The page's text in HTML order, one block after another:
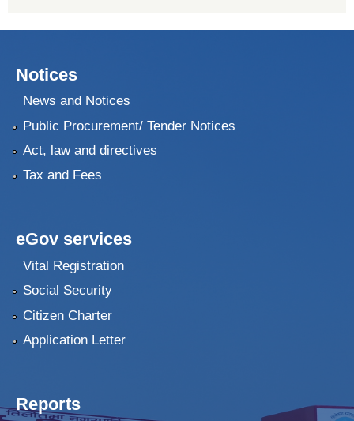
Notices
News and Notices
Public Procurement/ Tender Notices
Act, law and directives
Tax and Fees
eGov services
Vital Registration
Social Security
Citizen Charter
Application Letter
Reports